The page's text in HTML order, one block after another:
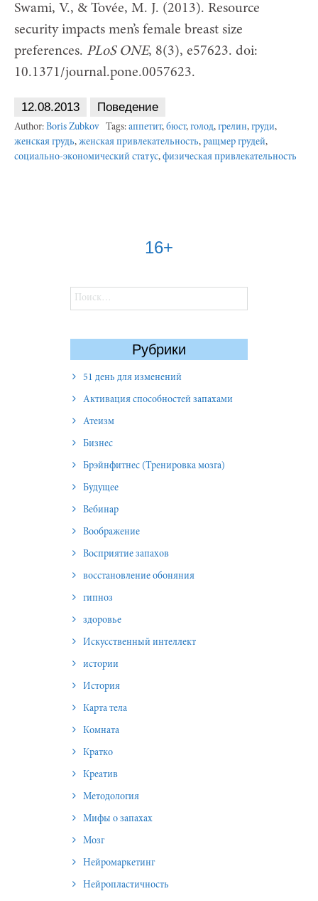
Swami, V., & Tovée, M. J. (2013). Resource
security impacts men’s female breast size
preferences. PLoS ONE, 8(3), e57623. doi:
10.1371/journal.pone.0057623.
12.08.2013 Поведение
Author: Boris Zubkov Tags: аппетит, бюст, голод, грелин, груди,
женская грудь, женская привлекательность, ращмер грудей,
социально-экономический статус, физическая привлекательность
16+
Найти:
Рубрики
51 день для изменений
Активация способностей запахами
Атеизм
Бизнес
Брэйнфитнес (Тренировка мозга)
Будущее
Вебинар
Воображение
Восприятие запахов
восстановление обоняния
гипноз
здоровье
Искусственный интеллект
истории
История
Карта тела
Комната
Кратко
Креатив
Методология
Мифы о запахах
Мозг
Нейромаркетинг
Нейропластичность